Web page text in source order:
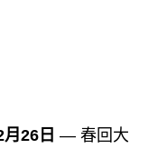
26日 — 春回大